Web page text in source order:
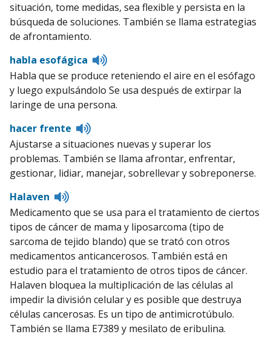
situación, tome medidas, sea flexible y persista en la
búsqueda de soluciones. También se llama estrategias
de afrontamiento.
habla esofágica
Listen
pronunciation
Habla que se produce reteniendo el aire en el esófago
y luego expulsándolo Se usa después de extirpar la
laringe de una persona.
hacer frente
Listen
to
pronunciation
Ajustarse a situaciones nuevas y superar los
problemas. También se llama afrontar, enfrentar,
gestionar, lidiar, manejar, sobrellevar y sobreponerse.
Halaven
Listen
pronunciation
Medicamento que se usa para el tratamiento de ciertos
tipos de cáncer de mama y liposarcoma (tipo de
sarcoma de tejido blando) que se trató con otros
medicamentos anticancerosos. También está en
estudio para el tratamiento de otros tipos de cáncer.
Halaven bloquea la multiplicación de las células al
impedir la división celular y es posible que destruya
células cancerosas. Es un tipo de antimicrotúbulo.
También se llama E7389 y mesilato de eribulina.